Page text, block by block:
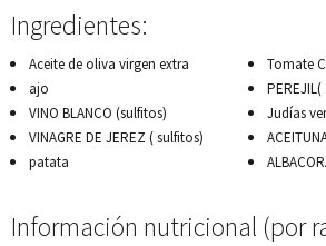
Ingredientes:
Aceite de oliva virgen extra
ajo
VINO BLANCO (sulfitos)
VINAGRE DE JEREZ ( sulfitos)
patata
Tomate
Judías
Información nutricional (por